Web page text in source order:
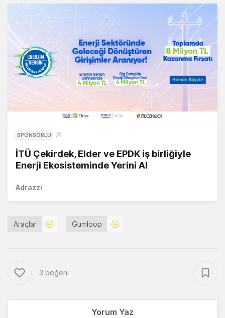
SPONSORLU
İTÜ Çekirdek, Elder ve EPDK iş birliğiyle
Enerji Ekosisteminde Yerini Al
Adrazzi
Araçlar Gumloop
3 beğeni
Yorum Yaz